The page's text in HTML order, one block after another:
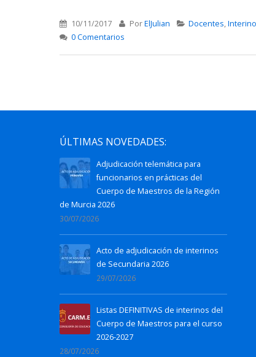
10/11/2017 PorElJulian Docentes,
0 Comentarios
ÚLTIMAS NOVEDADES:
Adjudicación telemática para
funcionarios en prácticas del
Cuerpo de Maestros de la Región
de Murcia 2026
30/07/2026
Acto de adjudicación de interinos
de Secundaria 2026
29/07/2026
Listas DEFINITIVAS de interinos del
Cuerpo de Maestros para el curso
2026-2027
28/07/2026